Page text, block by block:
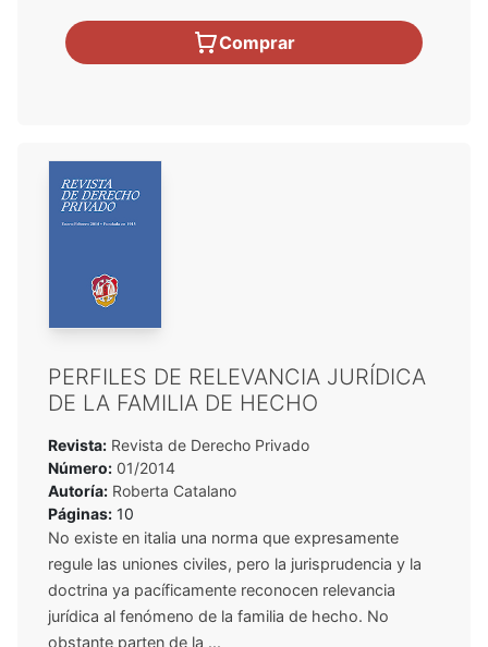
Comprar
PERFILES DE RELEVANCIA JURÍDICA
DE LA FAMILIA DE HECHO
Revista: Revista de Derecho Privado
Número: 01/2014
Autoría: Roberta Catalano
Páginas: 10
No existe en italia una norma que expresamente
regule las uniones civiles, pero la jurisprudencia y la
doctrina ya pacíficamente reconocen relevancia
jurídica al fenómeno de la familia de hecho. No
obstante parten de la ...